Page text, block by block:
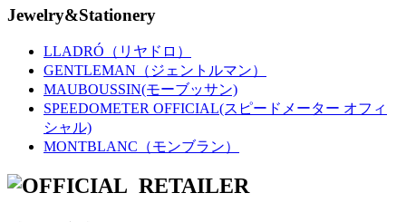
Jewelry&Stationery
LLADRÓ（リヤドロ）
GENTLEMAN（ジェントルマン）
MAUBOUSSIN(モーブッサン)
SPEEDOMETER OFFICIAL(スピードメーター オフィ
シャル)
MONTBLANC（モンブラン）